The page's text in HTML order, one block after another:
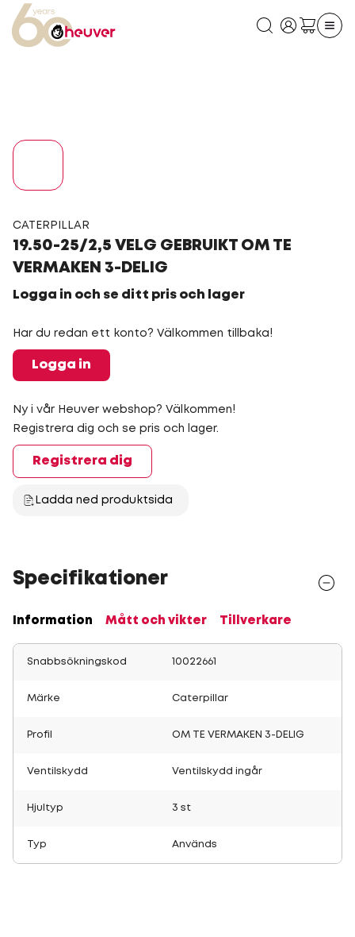
CATERPILLAR
19.50-25/2,5 VELG GEBRUIKT OM TE
VERMAKEN 3-DELIG
Logga in och se ditt pris och lager
Har du redan ett konto? Välkommen tillbaka!
Logga in
Ny i vår Heuver webshop? Välkommen!
Registrera dig och se pris och lager.
Registrera dig
Ladda ned produktsida
Specifikationer
Information Mått och vikter Tillverkare
Snabbsökningskod 10022661
Märke Caterpillar
Profil OM TE VERMAKEN 3-DELIG
Ventilskydd Ventilskydd ingår
Hjultyp 3 st
Typ Används